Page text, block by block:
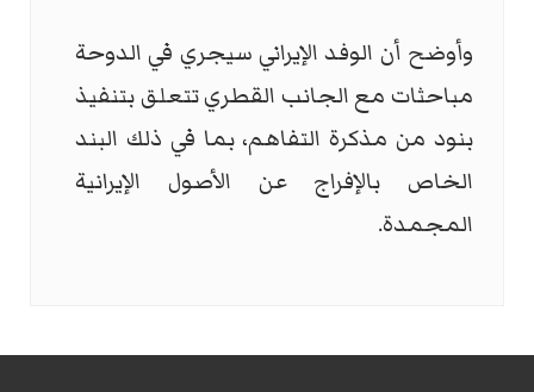
وأوضح أن الوفد الإيراني سيجري في الدوحة
مباحثات مع الجانب القطري تتعلق بتنفيذ
بنود من مذكرة التفاهم، بما في ذلك البند
الخاص بالإفراج عن الأصول الإيرانية
المجمدة.